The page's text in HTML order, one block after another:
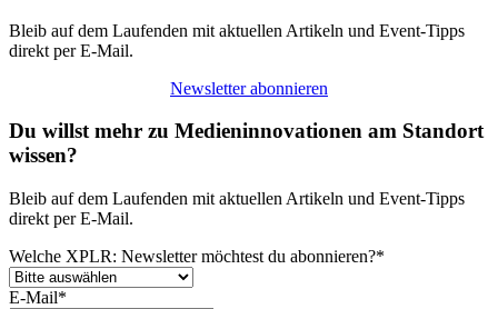
Bleib auf dem Laufenden mit aktuellen Artikeln und Event-Tipps
direkt per E-Mail.
Newsletter abonnieren
Du willst mehr zu Medieninnovationen am Standort
wissen?
Bleib auf dem Laufenden mit aktuellen Artikeln und Event-Tipps
direkt per E-Mail.
Welche XPLR: Newsletter möchtest du abonnieren?*
E-Mail*